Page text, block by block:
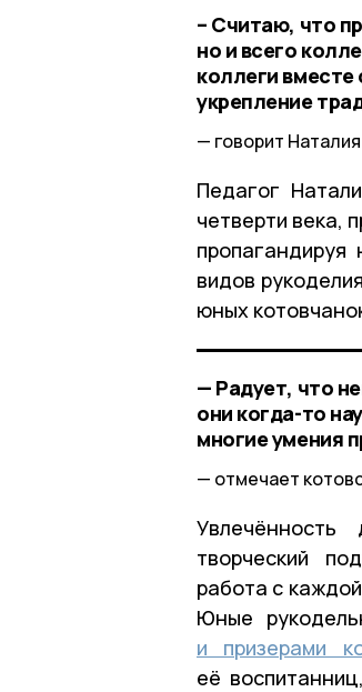
– Считаю, что
но и всего
коллеги
укрепление
говорит
Педагог
четверти века,
видов
юных
— Радует, что
они когда-то
многие умения
отмечает
творческий
работа с
Юные
и призерами
её